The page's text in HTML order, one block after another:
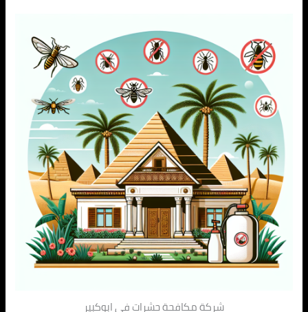
شركة مكافحة حشرات في ابوكبير